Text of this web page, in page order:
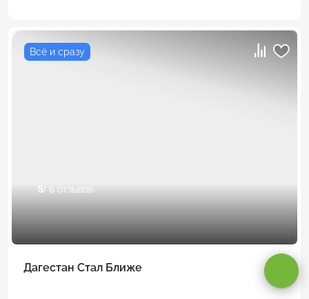
Всё и сразу
5/ 6 отзывов
Дагестан Стал Ближе